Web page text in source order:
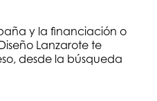
y la financiación o
Lanzarote te
desde la búsqueda